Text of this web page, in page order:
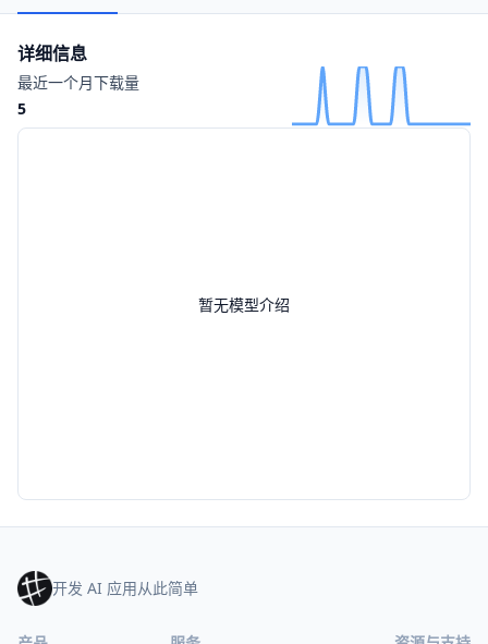
暂无模型介绍
详细信息
最近一个月下载量
5
开发 AI 应用从此简单